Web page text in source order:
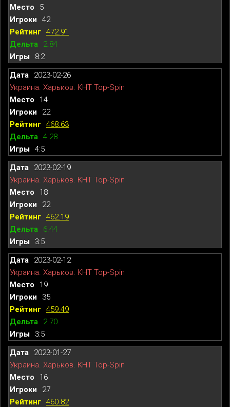
5
42
472.91
2.84
8:2
2023-02-26
Украина. Харьков. КНТ Top-Spin
14
22
468.63
4.28
4:5
2023-02-19
Украина. Харьков. КНТ Top-Spin
18
22
462.19
6.44
3:5
2023-02-12
Украина. Харьков. КНТ Top-Spin
19
35
459.49
2.70
3:5
2023-01-27
Украина. Харьков. КНТ Top-Spin
16
27
460.82